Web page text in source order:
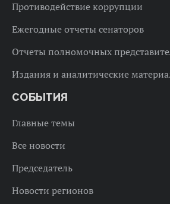
Противодействие коррупции
Ежегодные отчеты сенаторов
Отчеты полномочных
Издания и аналитические
СОБЫТИЯ
Главные темы
Все новости
Председатель
Новости регионов